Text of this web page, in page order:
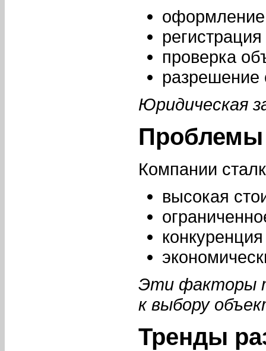
оформление
проверка
разрешение
Юридическая
Компании
высокая
Эти факторы
к выбору
Тренды